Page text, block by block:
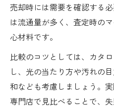
売却時には需要を確認する
は流通量が多く、査定時の
心材料です。
比較のコツとしては、カタ
し、光の当たり方や汚れの
和なども考慮しましょう。
専門店で見比べることで、